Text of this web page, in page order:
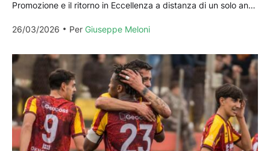
Promozione e il ritorno in Eccellenza a distanza di un solo anno
26/03/2026
Per Giuseppe Meloni